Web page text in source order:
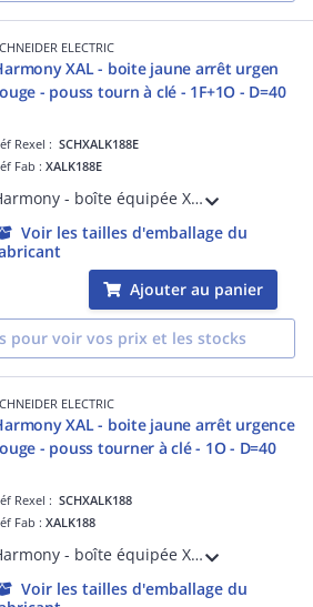
ELECTRIC
XAL - boite jaune arrêt urgen
- pouss tourn à clé - 1F+1O - D=40
Rexel :SCHXALK188E
Fab :XALK188E
Harmony - boîte équipée XALK jaune - plastique - 1 bouton-poussoir D=40mm coup de poing rouge - 1O + 1F sans marquage - déverrouillage par clé 455 - 1 entrée de câble < = 14mm 2 préperçages Pg 13 et ISO M20 < = 12mm - IP66
Voir les tailles d'emballage du
Ajouter au panier
pour voir vos prix et les stocks
ELECTRIC
XAL - boite jaune arrêt urgence
- pouss tourner à clé - 1O - D=40
Rexel :SCHXALK188
Fab :XALK188
Harmony - boîte équipée XALK jaune - plastique - 1 bouton-poussoir D=40mm coup de poing rouge - 1O sans marquage - déverrouillage par clé 455 - 1 entrée de câble < = 14mm 2 préperçages Pg 13 et ISO M20 < = 12mm - IP66
Voir les tailles d'emballage du